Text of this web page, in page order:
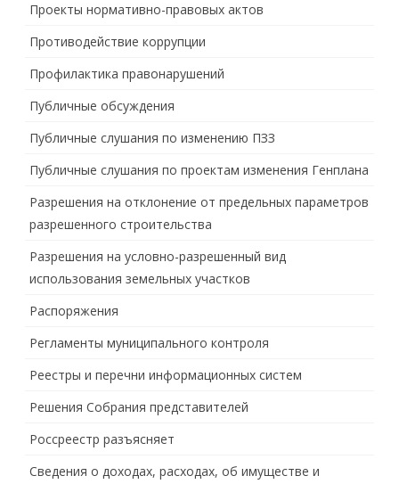
Проекты нормативно-правовых актов
Противодействие коррупции
Профилактика правонарушений
Публичные обсуждения
Публичные слушания по изменению ПЗЗ
Публичные слушания по проектам изменения Генплана
Разрешения на отклонение от предельных параметров
разрешенного строительства
Разрешения на условно-разрешенный вид
использования земельных участков
Распоряжения
Регламенты муниципального контроля
Реестры и перечни информационных систем
Решения Собрания представителей
Россреестр разъясняет
Сведения о доходах, расходах, об имуществе и